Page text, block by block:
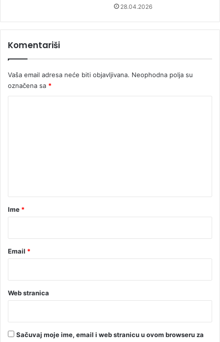
28.04.2026
Komentariši
Vaša email adresa neće biti objavljivana. Neophodna polja su
označena sa *
rIme *
Email *
Web stranica
Sačuvaj moje ime, email i web stranicu u ovom browseru za